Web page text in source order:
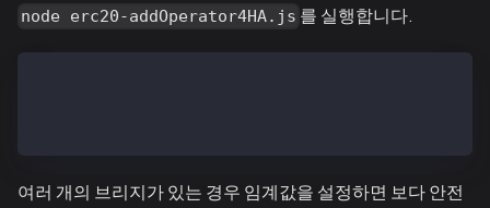
node erc20-addOperator4HA.js 를 실행합니다.
여러 개의 브리지가 있는 경우 임계값을 설정하면 보다 안전